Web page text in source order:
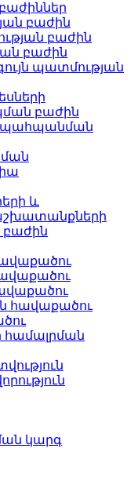
բաժին
բաժին
բաժին
պատմության
բաժին
պահպանման
և
հավաքածու
համալրման
կարգ